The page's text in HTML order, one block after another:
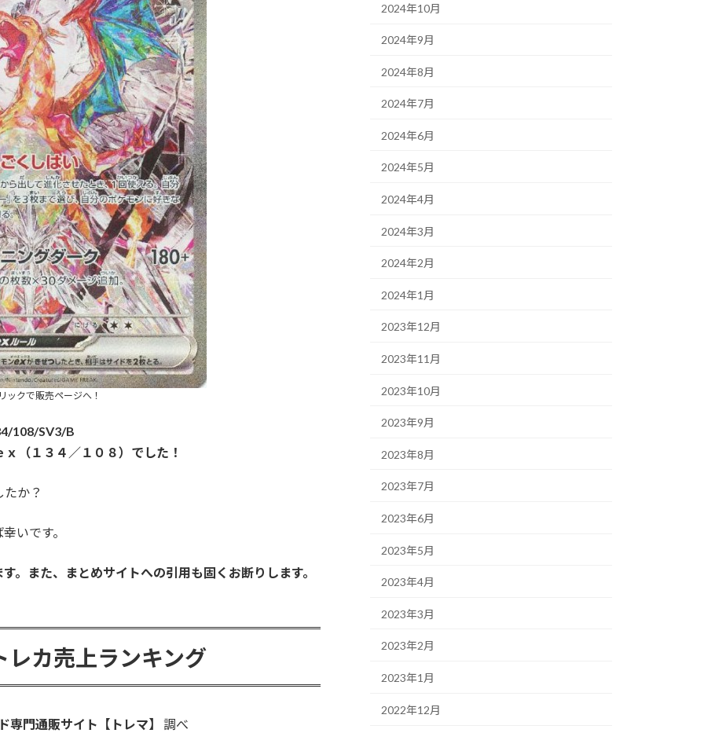
ックで販売ページへ！
108/SV3/B
（１３４／１０８）でした！
か？
いです。
また、まとめサイトへの引用も固くお断りします。
レカ売上ランキング
専門通販サイト【トレマ】 調べ
2024年10月
2024年9月
2024年8月
2024年7月
2024年6月
2024年5月
2024年4月
2024年3月
2024年2月
2024年1月
2023年12月
2023年11月
2023年10月
2023年9月
2023年8月
2023年7月
2023年6月
2023年5月
2023年4月
2023年3月
2023年2月
2023年1月
2022年12月